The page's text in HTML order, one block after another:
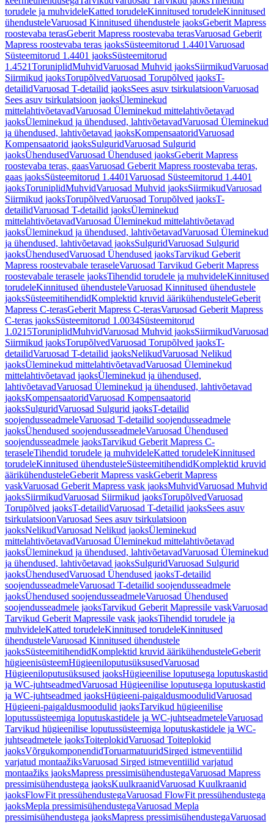
torudele ja muhvideleKatted torudeleKinnitused torudeleKinnitused
ühendusteleVaruosad Kinnitused ühendustele jaoksGeberit Mapress
roostevaba terasGeberit Mapress roostevaba terasVaruosad Geberit
Mapress roostevaba teras jaoksSüsteemitorud 1.4401Varuosad
Süsteemitorud 1.4401 jaoksSüsteemitorud
1.4521ToruniplidMuhvidVaruosad Muhvid jaoksSiirmikudVaruosad
Siirmikud jaoksTorupõlvedVaruosad Torupõlved jaoksT-
detailidVaruosad T-detailid jaoksSees asuv tsirkulatsioonVaruosad
Sees asuv tsirkulatsioon jaoksÜleminekud
mittelahtivõetavadVaruosad Üleminekud mittelahtivõetavad
jaoksÜleminekud ja ühendused, lahtivõetavadVaruosad Üleminekud
ja ühendused, lahtivõetavad jaoksKompensaatoridVaruosad
Kompensaatorid jaoksSulguridVaruosad Sulgurid
jaoksÜhendusedVaruosad Ühendused jaoksGeberit Mapress
roostevaba teras, gaasVaruosad Geberit Mapress roostevaba teras,
gaas jaoksSüsteemitorud 1.4401Varuosad Süsteemitorud 1.4401
jaoksToruniplidMuhvidVaruosad Muhvid jaoksSiirmikudVaruosad
Siirmikud jaoksTorupõlvedVaruosad Torupõlved jaoksT-
detailidVaruosad T-detailid jaoksÜleminekud
mittelahtivõetavadVaruosad Üleminekud mittelahtivõetavad
jaoksÜleminekud ja ühendused, lahtivõetavadVaruosad Üleminekud
ja ühendused, lahtivõetavad jaoksSulguridVaruosad Sulgurid
jaoksÜhendusedVaruosad Ühendused jaoksTarvikud Geberit
Mapress roostevabale teraseleVaruosad Tarvikud Geberit Mapress
roostevabale terasele jaoksTihendid torudele ja muhvideleKinnitused
torudeleKinnitused ühendusteleVaruosad Kinnitused ühendustele
jaoksSüsteemitihendidKomplektid kruvid äärikühendusteleGeberit
Mapress C-terasGeberit Mapress C-terasVaruosad Geberit Mapress
C-teras jaoksSüsteemitorud 1.0034Süsteemitorud
1.0215ToruniplidMuhvidVaruosad Muhvid jaoksSiirmikudVaruosad
Siirmikud jaoksTorupõlvedVaruosad Torupõlved jaoksT-
detailidVaruosad T-detailid jaoksNelikudVaruosad Nelikud
jaoksÜleminekud mittelahtivõetavadVaruosad Üleminekud
mittelahtivõetavad jaoksÜleminekud ja ühendused,
lahtivõetavadVaruosad Üleminekud ja ühendused, lahtivõetavad
jaoksKompensaatoridVaruosad Kompensaatorid
jaoksSulguridVaruosad Sulgurid jaoksT-detailid
soojendusseadmeleVaruosad T-detailid soojendusseadmele
jaoksÜhendused soojendusseadmeleVaruosad Ühendused
soojendusseadmele jaoksTarvikud Geberit Mapress C-
teraseleTihendid torudele ja muhvideleKatted torudeleKinnitused
torudeleKinnitused ühendusteleSüsteemitihendidKomplektid kruvid
äärikühendusteleGeberit Mapress vaskGeberit Mapress
vaskVaruosad Geberit Mapress vask jaoksMuhvidVaruosad Muhvid
jaoksSiirmikudVaruosad Siirmikud jaoksTorupõlvedVaruosad
Torupõlved jaoksT-detailidVaruosad T-detailid jaoksSees asuv
tsirkulatsioonVaruosad Sees asuv tsirkulatsioon
jaoksNelikudVaruosad Nelikud jaoksÜleminekud
mittelahtivõetavadVaruosad Üleminekud mittelahtivõetavad
jaoksÜleminekud ja ühendused, lahtivõetavadVaruosad Üleminekud
ja ühendused, lahtivõetavad jaoksSulguridVaruosad Sulgurid
jaoksÜhendusedVaruosad Ühendused jaoksT-detailid
soojendusseadmeleVaruosad T-detailid soojendusseadmele
jaoksÜhendused soojendusseadmeleVaruosad Ühendused
soojendusseadmele jaoksTarvikud Geberit Mapressile vaskVaruosad
Tarvikud Geberit Mapressile vask jaoksTihendid torudele ja
muhvideleKatted torudeleKinnitused torudeleKinnitused
ühendusteleVaruosad Kinnitused ühendustele
jaoksSüsteemitihendidKomplektid kruvid äärikühendusteleGeberit
hügieenisüsteemHügieeniloputusüksusedVaruosad
Hügieeniloputusüksused jaoksHügieenilise loputusega loputuskastid
ja WC-juhtseadmedVaruosad Hügieenilise loputusega loputuskastid
ja WC-juhtseadmed jaoksHügieeni-paigaldusmoodulidVaruosad
Hügieeni-paigaldusmoodulid jaoksTarvikud hügieenilise
loputussüsteemiga loputuskastidele ja WC-juhtseadmeteleVaruosad
Tarvikud hügieenilise loputussüsteemiga loputuskastidele ja WC-
juhtseadmetele jaoksToiteplokidVaruosad Toiteplokid
jaoksVõrgukomponendidToruarmatuuridSirged istmeventiilid
varjatud montaažiksVaruosad Sirged istmeventiilid varjatud
montaažiks jaoksMapress pressimisühendustegaVaruosad Mapress
pressimisühendustega jaoksKuulkraanidVaruosad Kuulkraanid
jaoksFlowFit pressühendustegaVaruosad FlowFit pressühendustega
jaoksMepla pressimisühendustegaVaruosad Mepla
pressimisühendustega jaoksMapress pressimisühendustegaVaruosad